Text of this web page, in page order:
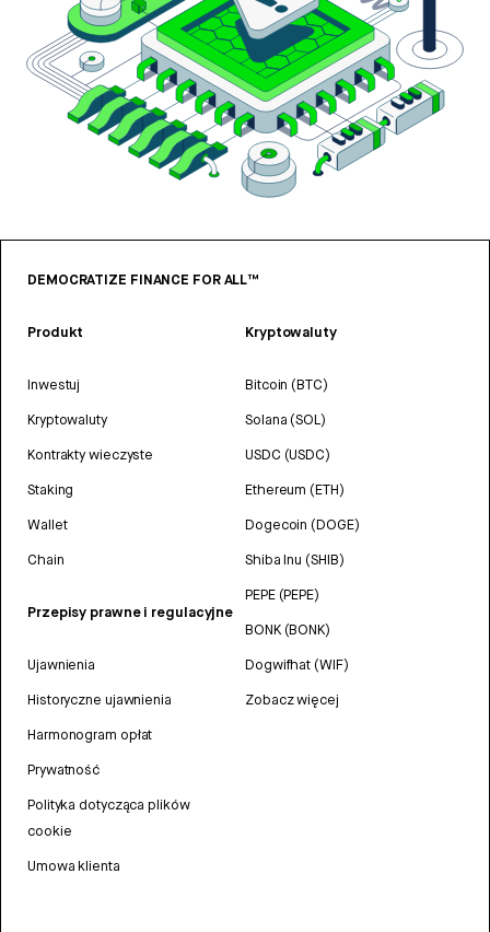
DEMOCRATIZE FINANCE FOR ALL™
Produkt
Inwestuj
Kryptowaluty
Kontrakty wieczyste
Staking
Wallet
Chain
Przepisy prawne i regulacyjne
Ujawnienia
Historyczne ujawnienia
Harmonogram opłat
Prywatność
Polityka dotycząca plików
cookie
Umowa klienta
Kryptowaluty
Bitcoin (BTC)
Solana (SOL)
USDC (USDC)
Ethereum (ETH)
Dogecoin (DOGE)
Shiba Inu (SHIB)
PEPE (PEPE)
BONK (BONK)
Dogwifhat (WIF)
Zobacz więcej